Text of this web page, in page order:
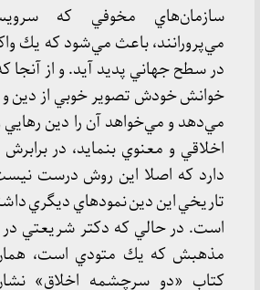
سازمان‌هاي مخوفي كه
مي‌پرورانند، باعث مي‌شود كه يك
در سطح جهاني پديد آيد. و از آنجا
خوانش خودش تصوير خوبي از دين و
مي‌دهد و مي‌خواهد آن را دين رهايي
اخلاقي و معنوي بنمايد، در
دارد كه اصلا اين روش درست
تاريخي اين دين نمودهاي ديگري
است. در حالي كه دكتر شريعتي
مذهبش كه يك متودي است،
كتاب «دو سرچشمه اخلاق»